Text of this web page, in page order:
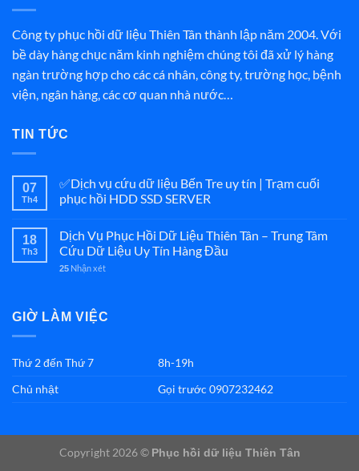
Công ty phục hồi dữ liệu Thiên Tân thành lập năm 2004. Với
bề dày hàng chục năm kinh nghiệm chúng tôi đã xử lý hàng
ngàn trường hợp cho các cá nhân, công ty, trường học, bệnh
viện, ngân hàng, các cơ quan nhà nước…
TIN TỨC
07
Th4
✅Dịch vụ cứu dữ liệu Bến Tre uy tín | Trạm cuối
phục hồi HDD SSD SERVER
18
Th3
Dịch Vụ Phục Hồi Dữ Liệu Thiên Tân – Trung Tâm
Cứu Dữ Liệu Uy Tín Hàng Đầu
25 Nhận xét
GIỜ LÀM VIỆC
Thứ 2 đến Thứ 7
8h-19h
Chủ nhật
Gọi trước 0907232462
Copyright 2026 © Phục hồi dữ liệu Thiên Tân